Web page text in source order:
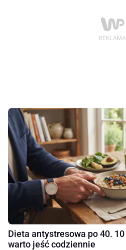
Dieta antystresowa po 40.
warto jeść codziennie